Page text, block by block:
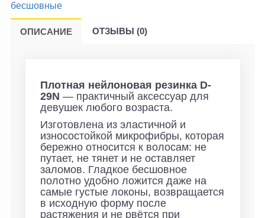
бесшовные
ОПИСАНИЕ ОТЗЫВЫ (0)
Плотная нейлоновая резинка D-
29N — практичный аксессуар для
девушек любого возраста.
Изготовлена из эластичной и
износостойкой микрофибры, которая
бережно относится к волосам: не
путает, не тянет и не оставляет
заломов. Гладкое бесшовное
полотно удобно ложится даже на
самые густые локоны, возвращается
в исходную форму после
растяжения и не рвётся при